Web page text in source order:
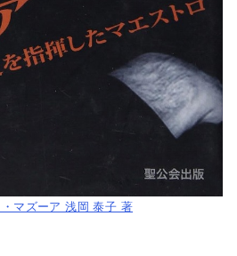
マズーア 浅岡 泰子 著